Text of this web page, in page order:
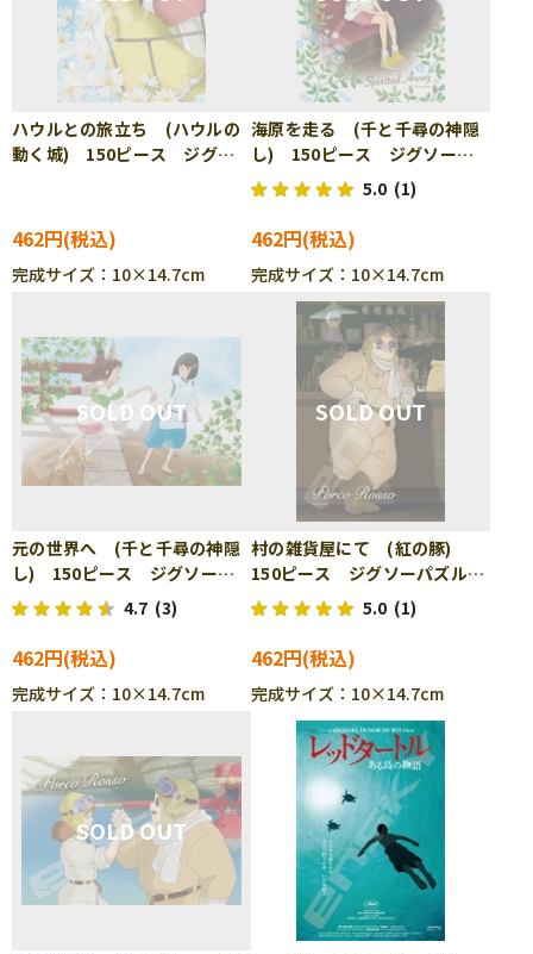
ハウルとの旅立ち (ハウルの
動く城) 150ピース ジグソ
462円
完成サイズ：10×14.7cm
海原を走る (千と千尋の神隠
し) 150ピース ジグソーパ
ズル ENS-150-G63
5.0 (1)
462円
完成サイズ：10×14.7cm
元の世界へ (千と千尋の神隠
し) 150ピース ジグソーパ
ズル ENS-150-G64
4.7 (3)
462円
完成サイズ：10×14.7cm
村の雑貨屋にて (紅の豚)
150ピース ジグソーパズル
ENS-150-G65 5.0 (1)
462円
完成サイズ：10×14.7cm